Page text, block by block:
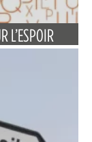
L’ESPOIR